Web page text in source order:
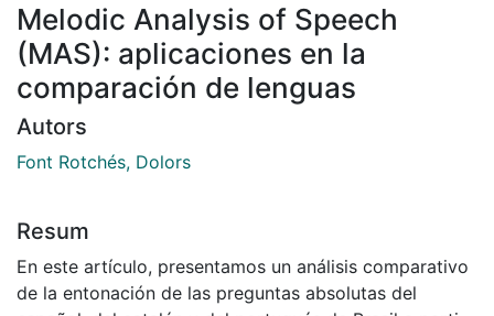
Melodic Analysis of Speech
(MAS): aplicaciones en la
comparación de lenguas
Autors
Font Rotchés, Dolors
Resum
En este artículo, presentamos un análisis comparativo
de la entonación de las preguntas absolutas del